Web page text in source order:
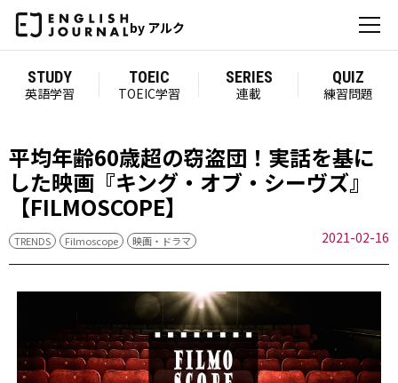
by アルク
STUDY
英語学習
TOEIC
TOEIC学習
SERIES
連載
QUIZ
練習問題
平均年齢60歳超の窃盗団！実話を基に
した映画『キング・オブ・シーヴズ』
【FILMOSCOPE】
TRENDS Filmoscope 映画・ドラマ 2021-02-16